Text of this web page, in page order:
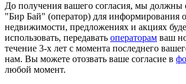
До получения вашего согласия, мы
"Бир Бай" (оператор) для информирования
недвижимости, предложениях и акциях
использовать, передавать операторам ваш
течение 3-х лет с момента последнего
нам. Вы можете отозвать ваше согласие в
любой момент.